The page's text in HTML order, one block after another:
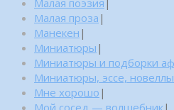
Малая проза |
Манекен |
Миниатюры |
Миниатюры и подборки
Миниатюры, эссе, новеллы
Мне хорошо |
Мой сосед — волшебник|